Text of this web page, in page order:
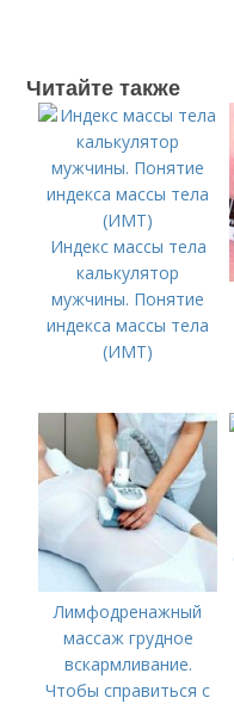
Читайте также
Индекс массы тела
калькулятор
мужчины. Понятие
индекса массы тела
(ИМТ)
Лимфодренажный
массаж грудное
вскармливание.
Чтобы справиться с